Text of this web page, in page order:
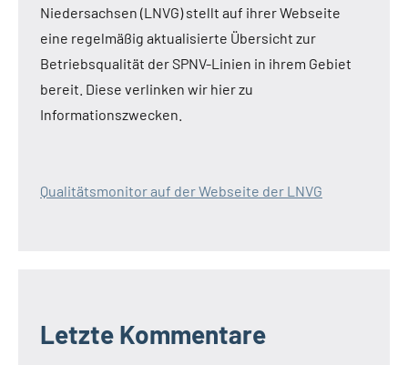
Niedersachsen (LNVG) stellt auf ihrer Webseite
eine regelmäßig aktualisierte Übersicht zur
Betriebsqualität der SPNV-Linien in ihrem Gebiet
bereit. Diese verlinken wir hier zu
Informationszwecken.
Qualitätsmonitor auf der Webseite der LNVG
Letzte Kommentare